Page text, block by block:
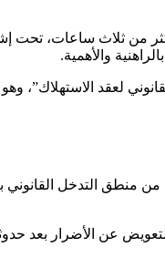
من ثلاث ساعات، تحت
والأهمية.
لعقد
من منطق التدخل
عن الأضرار بعد